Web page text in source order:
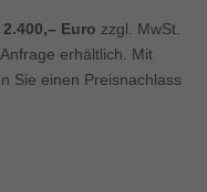
Euro zzgl. MwSt.
erhältlich. Mit
Sie einen Preisnachlass